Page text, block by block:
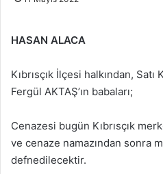
HASAN ALACA
Kıbrısçık İlçesi halkından, Satı
Fergül AKTAŞ’ın babaları;
Cenazesi bugün Kıbrısçık
ve cenaze namazından sonra
defnedilecektir.